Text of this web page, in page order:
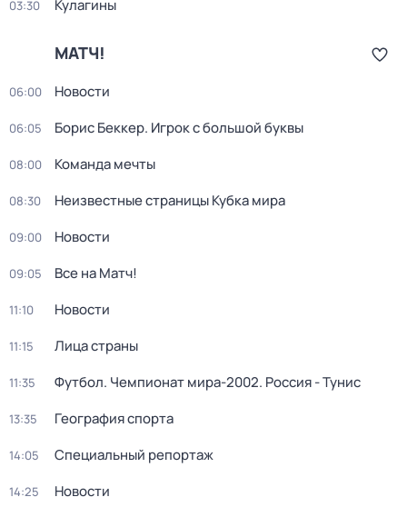
03:30 Кулагины
МАТЧ!
06:00 Новости
06:05 Борис Беккер. Игрок с большой буквы
08:00 Команда мечты
08:30 Неизвестные страницы Кубка мира
09:00 Новости
09:05 Все на Матч!
11:10 Новости
11:15 Лица страны
11:35 Футбол. Чемпионат мира-2002. Россия - Тунис
13:35 География спорта
14:05 Специальный репортаж
14:25 Новости